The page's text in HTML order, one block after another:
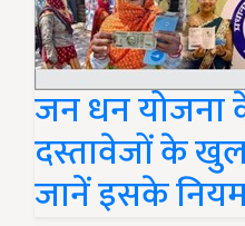
जन धन योजना
दस्तावेजों के
जानें इसके